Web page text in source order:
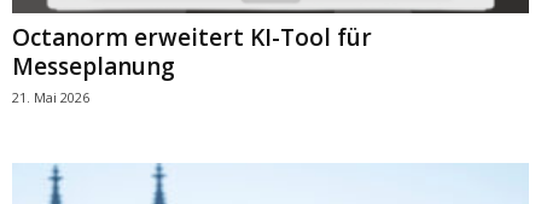
Octanorm erweitert KI-Tool für
Messeplanung
21. Mai 2026